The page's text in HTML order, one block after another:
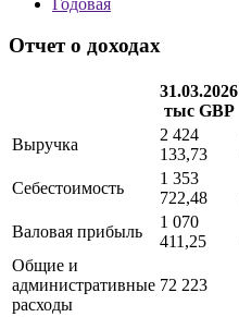
Отчет о доходах
31.03.2026
тыс GBP
Выручка
2 424
133,73
Себестоимость
1 353
722,48
Валовая прибыль
1 070
411,25
Общие и
административные
расходы
72 223